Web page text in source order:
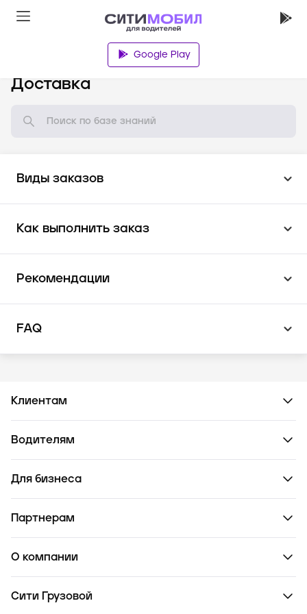
Google Play
Доставка
Виды заказов
Как выполнить заказ
Рекомендации
FAQ
Клиентам
Водителям
Для бизнеса
Партнерам
О компании
Сити Грузовой